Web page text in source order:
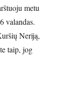
metu
valandas.
Neriją,
taip, jog